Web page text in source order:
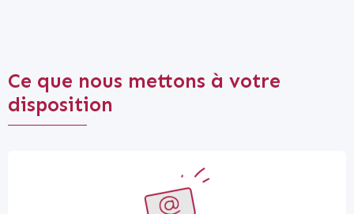
Ce que nous mettons à votre
disposition